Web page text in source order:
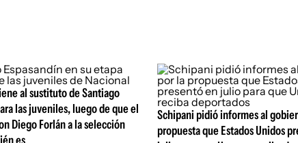
al sustituto de Santiago
las juveniles, luego de que el
Diego Forlán a la selección
Schipani pidió informes al
propuesta que Estados Unidos